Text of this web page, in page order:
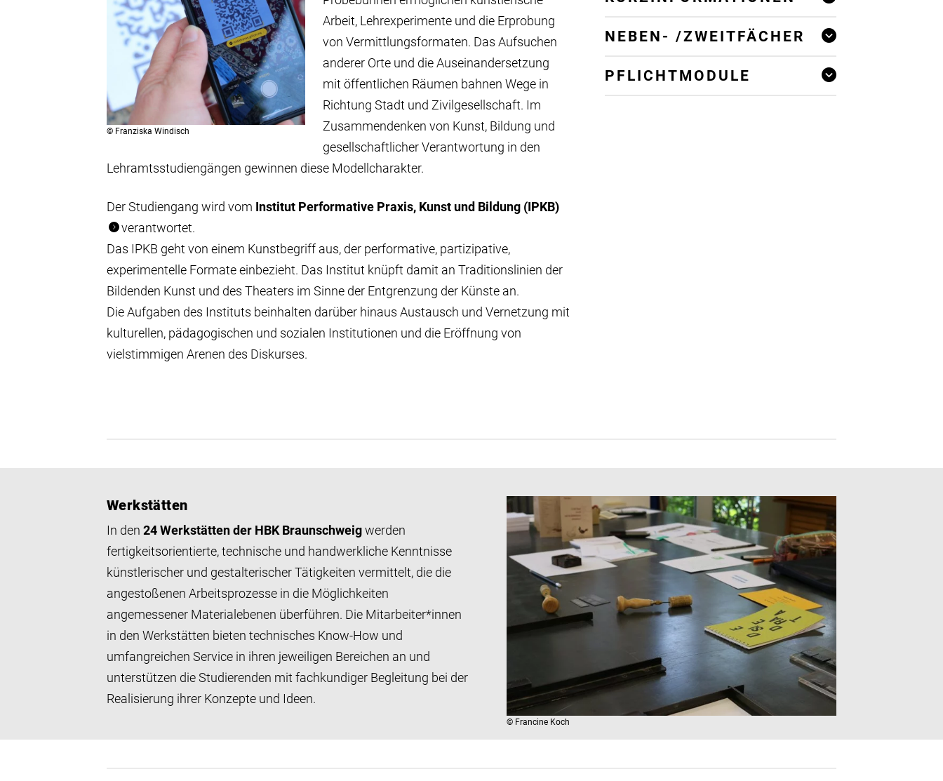
© Franziska Windisch
Arbeit, Lehrexperimente und die Erprobung
von Vermittlungsformaten. Das Aufsuchen
anderer Orte und die Auseinandersetzung
mit öffentlichen Räumen bahnen Wege in
Richtung Stadt und Zivilgesellschaft. Im
Zusammendenken von Kunst, Bildung und
gesellschaftlicher Verantwortung in den
Lehramtsstudiengängen gewinnen diese Modellcharakter.
Der Studiengang wird vom Institut Performative Praxis, Kunst und Bildung (IPKB)
verantwortet.
Das IPKB geht von einem Kunstbegriff aus, der performative, partizipative,
experimentelle Formate einbezieht. Das Institut knüpft damit an Traditionslinien der
Bildenden Kunst und des Theaters im Sinne der Entgrenzung der Künste an.
Die Aufgaben des Instituts beinhalten darüber hinaus Austausch und Vernetzung mit
kulturellen, pädagogischen und sozialen Institutionen und die Eröffnung von
vielstimmigen Arenen des Diskurses.
NEBEN- /ZWEITFÄCHER
PFLICHTMODULE
© Francine Koch
Werkstätten
In den 24 Werkstätten der HBK Braunschweigwerden
fertigkeitsorientierte, technische und handwerkliche Kenntnisse
künstlerischer und gestalterischer Tätigkeiten vermittelt, die die
angestoßenen Arbeitsprozesse in die Möglichkeiten
angemessener Materialebenen überführen. Die Mitarbeiter*innen
in den Werkstätten bieten technisches Know-How und
umfangreichen Service in ihren jeweiligen Bereichen an und
unterstützen die Studierenden mit fachkundiger Begleitung bei der
Realisierung ihrer Konzepte und Ideen.